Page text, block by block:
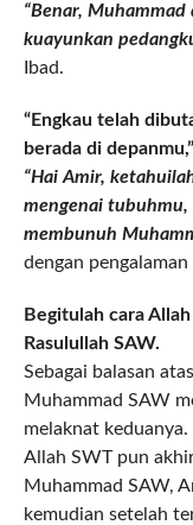
“Benar,
kuayunkan
Ibad.
“Engkau telah
berada di depanmu,”
“Hai Amir,
mengenai
membunuh
dengan
Begitulah cara
Rasulullah SAW.
Sebagai balasan
Muhammad SAW
melaknat keduanya.
Allah SWT pun
Muhammad SAW,
kemudian setelah